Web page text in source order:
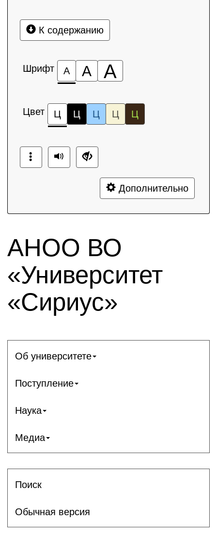
К содержанию
Шрифт А А А
Цвет Ц Ц Ц Ц Ц
Дополнительно
АНОО ВО
«Университет
«Сириус»
Об университете
Поступление
Наука
Медиа
Поиск
Обычная версия